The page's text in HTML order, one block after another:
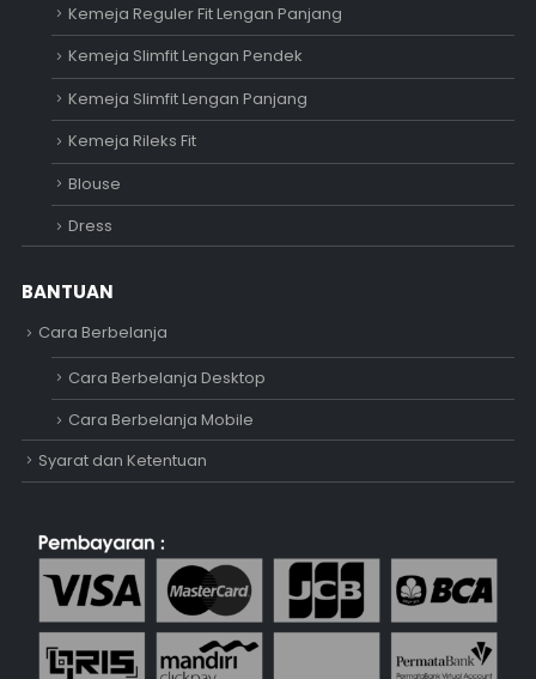
Kemeja Reguler Fit Lengan Panjang
Kemeja Slimfit Lengan Pendek
Kemeja Slimfit Lengan Panjang
Kemeja Rileks Fit
Blouse
Dress
BANTUAN
Cara Berbelanja
Cara Berbelanja Desktop
Cara Berbelanja Mobile
Syarat dan Ketentuan